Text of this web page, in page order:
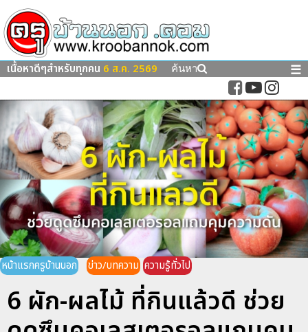
เนื้อหาดีๆสำหรับทุกคน 6 ส.ค. 2569 ค้นหา ☰
หน้าแรกครูบ้านนอก ข่าว/บทความ ความรู้ทั่วไป
6 ผัก-ผลไม้ ที่กินแล้วดี ช่วย